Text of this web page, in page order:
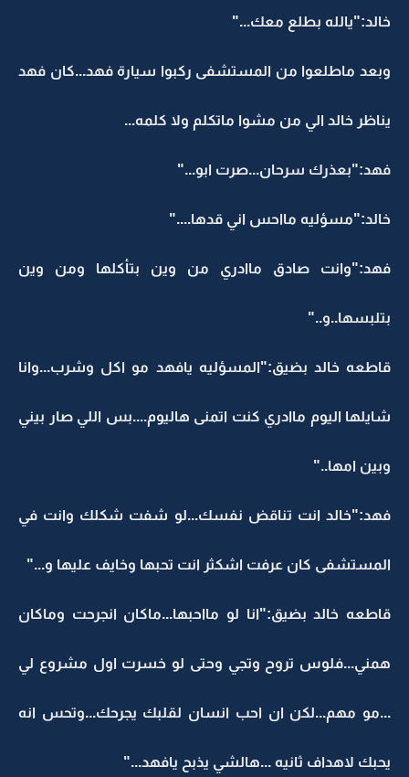
خالد:"يالله بطلع معك..."
وبعد ماطلعوا من المستشفى ركبوا سيارة فهد...كان فهد
يناظر خالد الي من مشوا ماتكلم ولا كلمه...
فهد:"بعذرك سرحان...صرت ابو..."
خالد:"مسؤليه مااحس اني قدها...."
فهد:"وانت صادق ماادري من وين بتأكلها ومن وين
بتلبسها..و.."
قاطعه خالد بضيق:"المسؤليه يافهد مو اكل وشرب...وانا
شايلها اليوم ماادري كنت اتمنى هاليوم....بس اللي صار بيني
وبين امها.."
فهد:"خالد انت تناقض نفسك...لو شفت شكلك وانت في
المستشفى كان عرفت اشكثر انت تحبها وخايف عليها و..."
قاطعه خالد بضيق:"انا لو مااحبها...ماكان انجرحت وماكان
همني...فلوس تروح وتجي وحتى لو خسرت اول مشروع لي
...مو مهم...لكن ان احب انسان لقلبك يجرحك...وتحس انه
يحبك لاهداف ثانيه ...هالشي يذبح يافهد..."